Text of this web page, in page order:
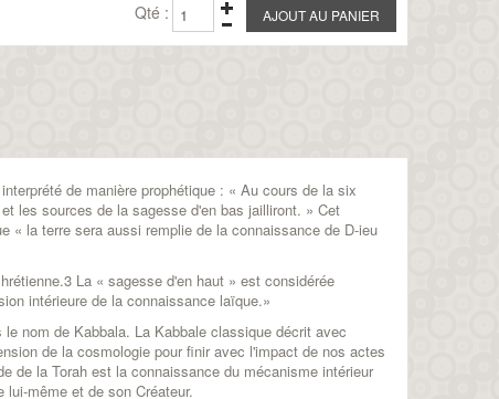
Qté :
de manière prophétique : « Au cours de la six
les sources de la sagesse d'en bas jailliront. » Cet
« la terre sera aussi remplie de la connaissance de D-ieu
La « sagesse d'en haut » est considérée
intérieure de la connaissance laïque.»
nom de Kabbala. La Kabbale classique décrit avec
de la cosmologie pour finir avec l'impact de nos actes
de la Torah est la connaissance du mécanisme intérieur
même et de son Créateur.